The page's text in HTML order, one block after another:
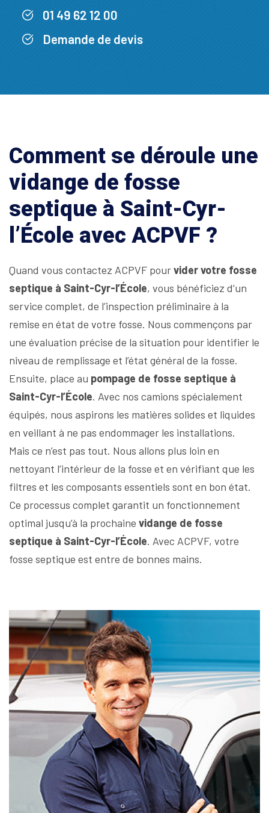
01 49 62 12 00
Demande de devis
Comment se déroule une
vidange de fosse
septique à Saint-Cyr-
l’École avec ACPVF ?
Quand vous contactez ACPVF pourvider votre fosse
septique à Saint-Cyr-l’École, vous bénéficiez d’un
service complet, de l’inspection préliminaire à la
remise en état de votre fosse. Nous commençons par
une évaluation précise de la situation pour identifier le
niveau de remplissage et l’état général de la fosse.
Ensuite, place au pompage de fosse septique à
Saint-Cyr-l’École. Avec nos camions spécialement
équipés, nous aspirons les matières solides et liquides
en veillant à ne pas endommager les installations.
Mais ce n’est pas tout. Nous allons plus loin en
nettoyant l’intérieur de la fosse et en vérifiant que les
filtres et les composants essentiels sont en bon état.
Ce processus complet garantit un fonctionnement
optimal jusqu’à la prochaine vidange de fosse
septique à Saint-Cyr-l’École. Avec ACPVF, votre
fosse septique est entre de bonnes mains.